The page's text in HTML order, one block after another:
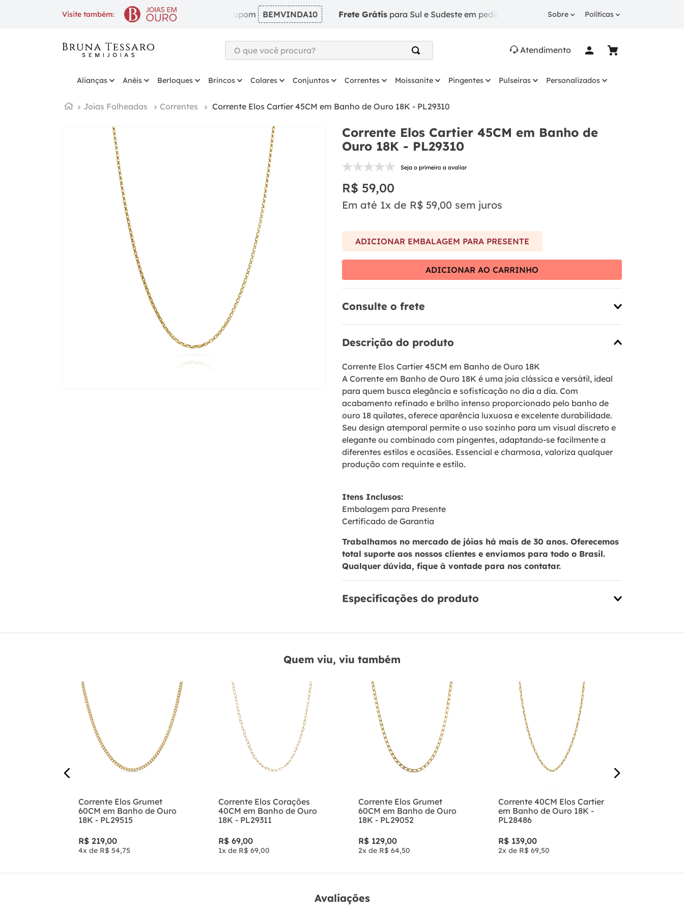
Visite também:
10% OFF na 1ª compra com cupom BEMVINDA10 Frete Grátispara Sul e Sudeste em pedidos a partir de R$ 249. 10% OFFna 1ª compra com
Sobre Políticas
O que você procura?
2º
solitário
coração
anel prata
colar
escapulario
brinco
aliança
Atendimento
Alianças Anéis Berloques Brincos Colares Conjuntos Correntes Moissanite Pingentes Pulseiras Personalizados
Joias Folheadas Correntes Corrente Elos Cartier 45CM em Banho de Ouro 18K - PL29310
Corrente Elos Cartier 45CM em Banho de
Ouro 18K - PL29310
Seja o primeiro a avaliar
R$ 59,00
Em até 1x de R$ 59,00 sem juros
ADICIONAR EMBALAGEM PARA PRESENTE
ADICIONAR AO CARRINHO
Consulte o frete
Descrição do produto
Corrente Elos Cartier 45CM em Banho de Ouro 18K
A Corrente em Banho de Ouro 18K é uma joia clássica e versátil, ideal
para quem busca elegância e sofisticação no dia a dia. Com
acabamento refinado e brilho intenso proporcionado pelo banho de
ouro 18 quilates, oferece aparência luxuosa e excelente durabilidade.
Seu design atemporal permite o uso sozinho para um visual discreto e
elegante ou combinado com pingentes, adaptando-se facilmente a
diferentes estilos e ocasiões. Essencial e charmosa, valoriza qualquer
produção com requinte e estilo.
Itens Inclusos:
Embalagem para Presente
Certificado de Garantia
Trabalhamos no mercado de jóias há mais de 30 anos. Oferecemos
total suporte aos nossos clientes e enviamos para todo o Brasil.
Qualquer dúvida, fique à vontade para nos contatar.
Especificações do produto
Quem viu, viu também
Corrente Elos Grumet
60CM em Banho de Ouro
18K - PL29515
R$ 219,00
4x de R$ 54,75
Corrente Elos Corações
40CM em Banho de Ouro
18K - PL29311
R$ 69,00
1x de R$ 69,00
Corrente Elos Grumet
60CM em Banho de Ouro
18K - PL29052
R$ 129,00
2x de R$ 64,50
Corrente 40CM Elos Cartier
em Banho de Ouro 18K -
PL28486
R$ 139,00
2x de R$ 69,50
Avaliações